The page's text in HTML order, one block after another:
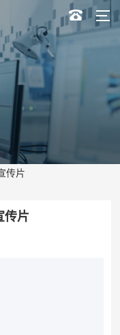
传片
传片